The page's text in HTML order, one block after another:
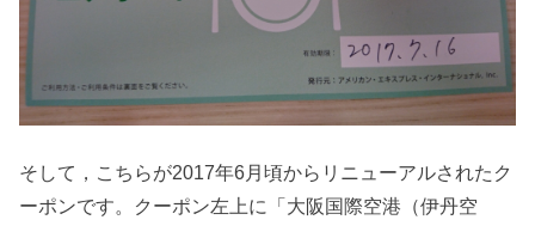
そして，こちらが2017年6月頃からリニューアルされたク
ーポンです。クーポン左上に「大阪国際空港（伊丹空